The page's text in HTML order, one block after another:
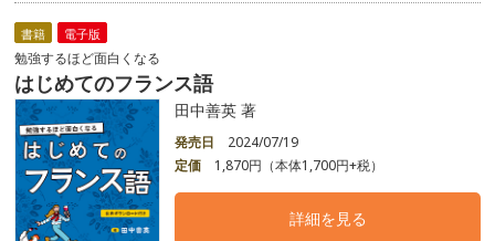
書籍 電子版
勉強するほど面白くなる
はじめてのフランス語
田中善英 著
発売日
2024/07/19
定価
1,870円（本体1,700円+税）
詳細を見る